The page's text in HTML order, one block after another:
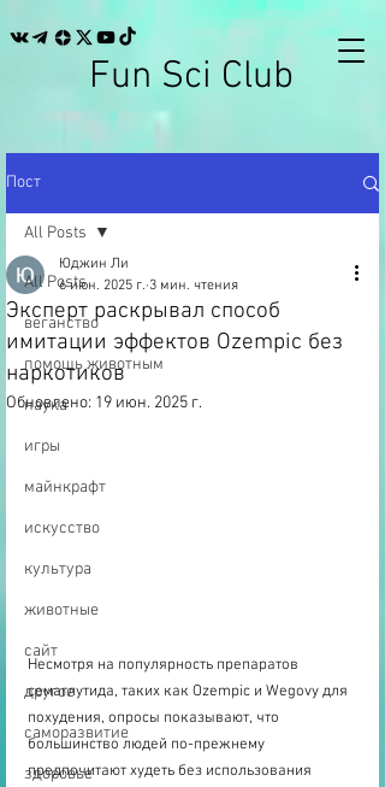
Fun Sci Club
Пост
All Posts
веганство
помощь животным
наука
игры
майнкрафт
искусство
культура
животные
сайт
другое
саморазвитие
здоровье
All Posts
Эксперт раскрывал способ
имитации эффектов Ozempic без
наркотиков
Юджин Ли
6 июн. 2025 г. 3 мин. чтения
Обновлено: 19 июн. 2025 г.
Несмотря на популярность препаратов
семаглутида, таких как Ozempic и Wegovy для
похудения, опросы показывают, что
большинство людей по-прежнему
предпочитают худеть без использования